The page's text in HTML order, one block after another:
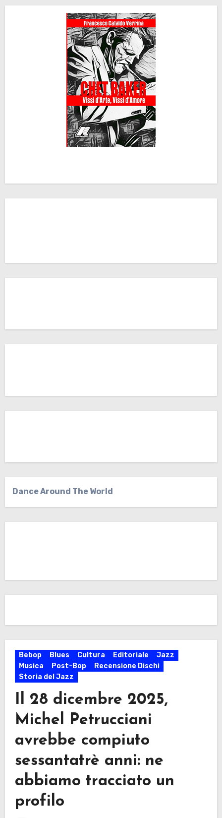
Dance Around The World
Bebop Blues Cultura Editoriale
Jazz
Musica
Post-Bop
Recensione Dischi
Storia del Jazz
Il 28 dicembre 2025,
Michel Petrucciani
avrebbe compiuto
sessantatrè anni: ne
abbiamo tracciato un
profilo